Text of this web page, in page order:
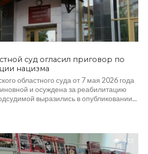
суд огласил приговор по
нацизма
областного суда от 7 мая 2026 года
и осуждена за реабилитацию
выразились в опубликовании...
453